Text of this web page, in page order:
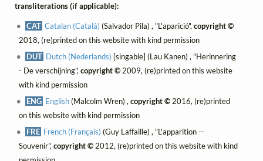
transliterations (if applicable):
CAT Catalan (Català) (Salvador Pila) , "L'aparició",copyright ©
2018, (re)printed on this website with kind permission
DUT Dutch (Nederlands) [singable] (Lau Kanen) , "Herinnering
- De verschijning", copyright ©2009, (re)printed on this website
with kind permission
ENG English(Malcolm Wren) ,copyright © 2016, (re)printed
on this website with kind permission
FRE French (Français) (Guy Laffaille) , "L'apparition --
Souvenir", copyright ©2012, (re)printed on this website with kind